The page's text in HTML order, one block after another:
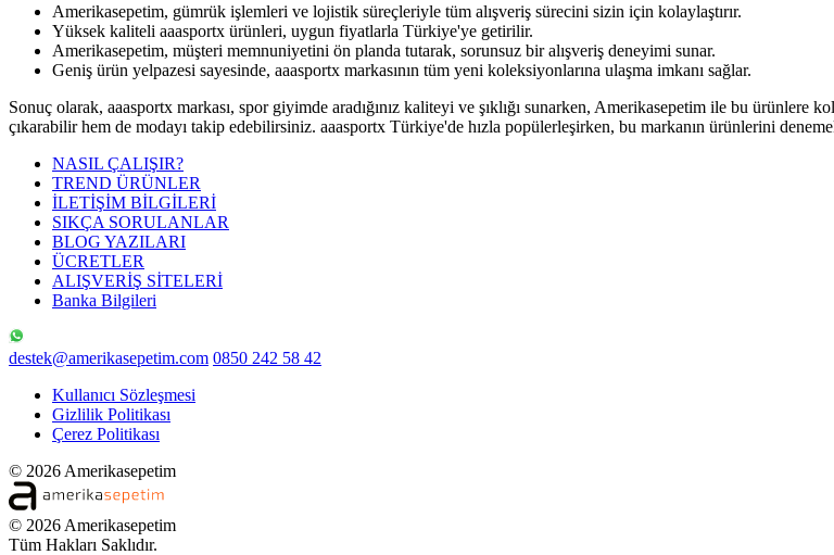
Amerikasepetim, gümrük işlemleri ve lojistik süreçleriyle tüm alışveriş sürecini sizin için kolaylaştırır.
Yüksek kaliteli aaasportx ürünleri, uygun fiyatlarla Türkiye'ye getirilir.
Amerikasepetim, müşteri memnuniyetini ön planda tutarak, sorunsuz bir alışveriş deneyimi sunar.
Geniş ürün yelpazesi sayesinde, aaasportx markasının tüm yeni koleksiyonlarına ulaşma imkanı sağlar.
Sonuç olarak, aaasportx markası, spor giyimde aradığınız kaliteyi ve şıklığı sunarken, Amerikasepetim ile bu
çıkarabilir hem de modayı takip edebilirsiniz. aaasportx Türkiye'de hızla popülerleşirken, bu markanın ürünlerini
NASIL ÇALIŞIR?
TREND ÜRÜNLER
İLETİŞİM BİLGİLERİ
SIKÇA SORULANLAR
BLOG YAZILARI
ÜCRETLER
ALIŞVERİŞ SİTELERİ
Banka Bilgileri
destek@amerikasepetim.com 0850 242 58 42
Kullanıcı Sözleşmesi
Gizlilik Politikası
Çerez Politikası
© 2026 Amerikasepetim
© 2026 Amerikasepetim
Tüm Hakları Saklıdır.